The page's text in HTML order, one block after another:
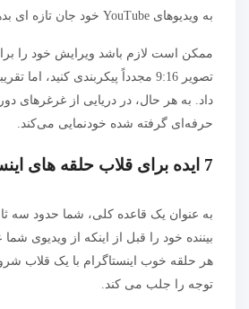
به ویدیوهای YouTube خود جان تازه ای بدهید!
ممکن است لازم باشد ویرایش خود را
تصویر 9:16 مجدداً پیکربندی کنید، اما
داد. به هر حال، در دریایی از غرغرهای
حرفه‌ای گرفته شده خودنمایی می‌کند.
7 ایده برای قلاب حلقه های اینستاگرام
به عنوان یک قاعده کلی، شما حدود سه
بیننده خود را قبل از اینکه از ویدیوی
هر حلقه خوب اینستاگرام با یک قلاب
توجه را جلب می کند.